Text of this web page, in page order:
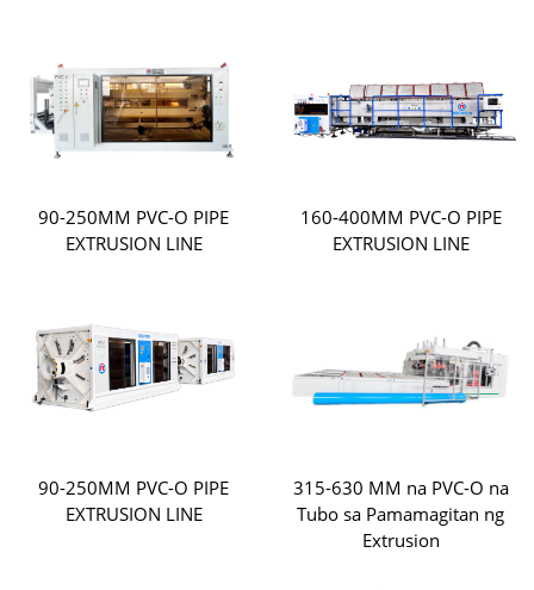
90-250MM PVC-O PIPE
EXTRUSION LINE
160-400MM PVC-O PIPE
EXTRUSION LINE
90-250MM PVC-O PIPE
EXTRUSION LINE
315-630 MM na PVC-O na
Tubo sa Pamamagitan ng
Extrusion